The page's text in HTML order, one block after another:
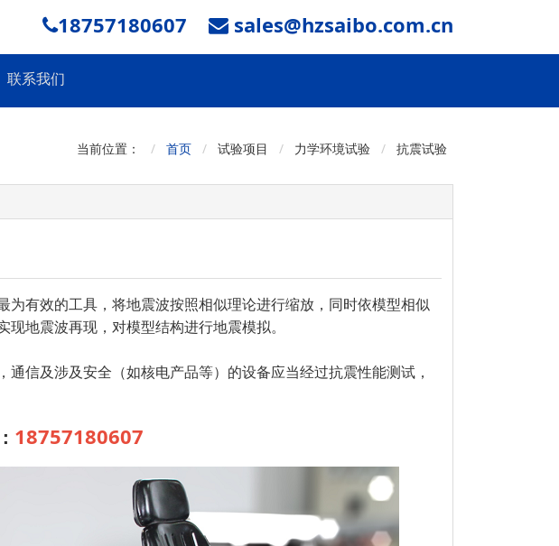
18757180607 sales@hzsaibo.com.cn
联系我们
当前位置： 首页 试验项目 力学环境试验 抗震试验
有效的工具，将地震波按照相似理论进行缩放，同时依模型相似
地震波再现，对模型结构进行地震模拟。
信及涉及安全（如核电产品等）的设备应当经过抗震性能测试，
18757180607